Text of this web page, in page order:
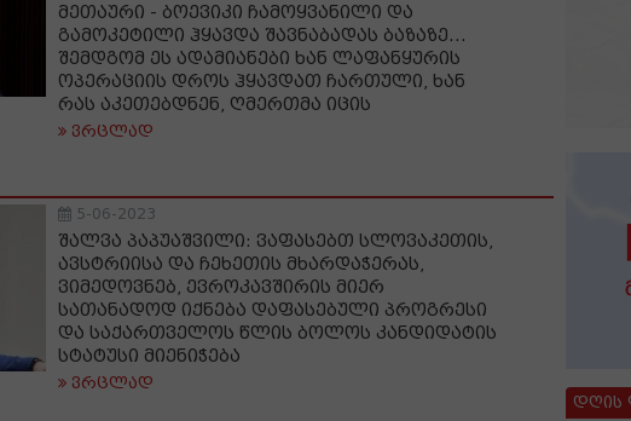
მეთაური - ბოევიკი ჩამოყვანილი და
გამოკეტილი ჰყავდა შავნაბადას ბაზაზე...
შემდგომ ეს ადამიანები ხან ლაფანყურის
ოპერაციის დროს ჰყავდათ ჩართული, ხან
რას აკეთებდნენ, ღმერთმა იცის
ვრცლად
5-06-2023
შალვა პაპუაშვილი: ვაფასებთ სლოვაკეთის,
ავსტრიისა და ჩეხეთის მხარდაჭერას,
ვიმედოვნებ, ევროკავშირის მიერ
სათანადოდ იქნება დაფასებული პროგრესი
და საქართველოს წლის ბოლოს კანდიდატის
სტატუსი მიენიჭება
ვრცლად
დღის